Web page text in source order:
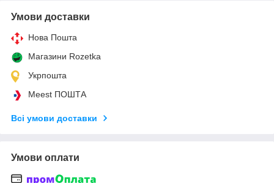
Умови доставки
Нова Пошта
Магазини Rozetka
Укрпошта
Meest ПОШТА
Всі умови доставки
Умови оплати